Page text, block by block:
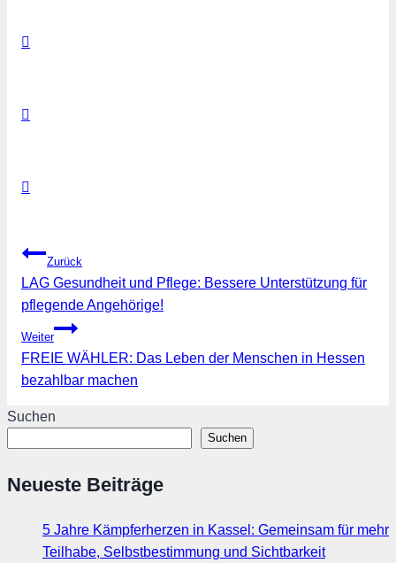
Beitragsnavigation
Zurück
LAG Gesundheit und Pflege: Bessere Unterstützung für
pflegende Angehörige!
Weiter
FREIE WÄHLER: Das Leben der Menschen in Hessen
bezahlbar machen
Suchen
Suchen
Neueste Beiträge
5 Jahre Kämpferherzen in Kassel: Gemeinsam für mehr
Teilhabe, Selbstbestimmung und Sichtbarkeit